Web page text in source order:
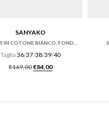
SANYAKO
Taglia 36/37/38/39/40
€169,00 Il prezzo originale era:
€84,00Il prezzo attuale